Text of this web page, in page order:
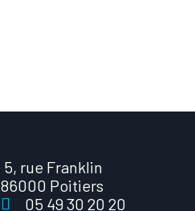
5, rue Franklin
86000 Poitiers
05 49 30 20 20